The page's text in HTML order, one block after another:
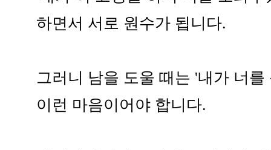
하면서 서로 원수가 됩니다.
그러니 남을 도울 때는 '내가 너
이런 마음이어야 합니다.